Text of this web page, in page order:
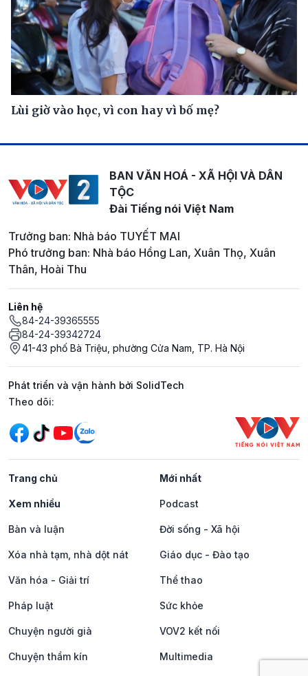
Lùi giờ vào học, vì con hay vì bố mẹ?
BAN VĂN HOÁ - XÃ HỘI VÀ DÂN
TỘC
Đài Tiếng nói Việt Nam
Trưởng ban: Nhà báo TUYẾT MAI
Phó trưởng ban: Nhà báo Hồng Lan, Xuân Thọ, Xuân
Thân, Hoài Thu
Liên hệ
84-24-39365555
84-24-39342724
41-43 phố Bà Triệu, phường Cửa Nam, TP. Hà Nội
Phát triển và vận hành bởi SolidTech
Mạng xã hội
Theo dõi:
Trang chủ Mới nhất
Xem nhiều Podcast
Bàn và luận Đời sống - Xã hội
Xóa nhà tạm, nhà dột nát Giáo dục - Đào tạo
Văn hóa - Giải trí Thể thao
Pháp luật Sức khỏe
Chuyện người già VOV2 kết nối
Chuyện thầm kín Multimedia